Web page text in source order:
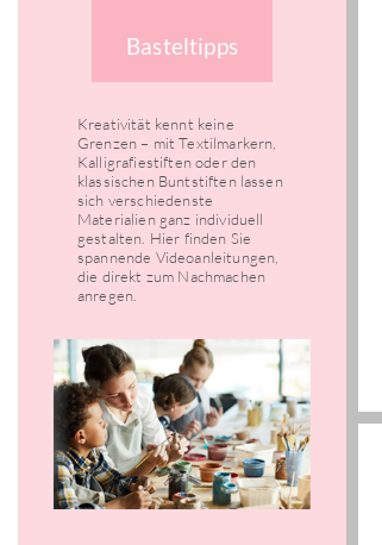
Basteltipps
Kreativität kennt keine
Grenzen – mit Textilmarkern,
Kalligrafiestiften oder den
klassischen Buntstiften lassen
sich verschiedenste
Materialien ganz individuell
gestalten. Hier finden Sie
spannende Videoanleitungen,
die direkt zum Nachmachen
anregen.